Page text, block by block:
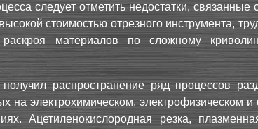
следует отметить недостатки, связанные
стоимостью отрезного инструмента,
материалов по сложному
распространение ряд процессов
на электрохимическом, электрофизическом и
Ацетиленокислородная резка,